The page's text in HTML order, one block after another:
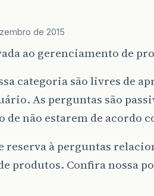
de 2015
ao gerenciamento de
categoria são livres de
As perguntas são
de não estarem de acordo
reserva à perguntas
produtos. Confira nossa